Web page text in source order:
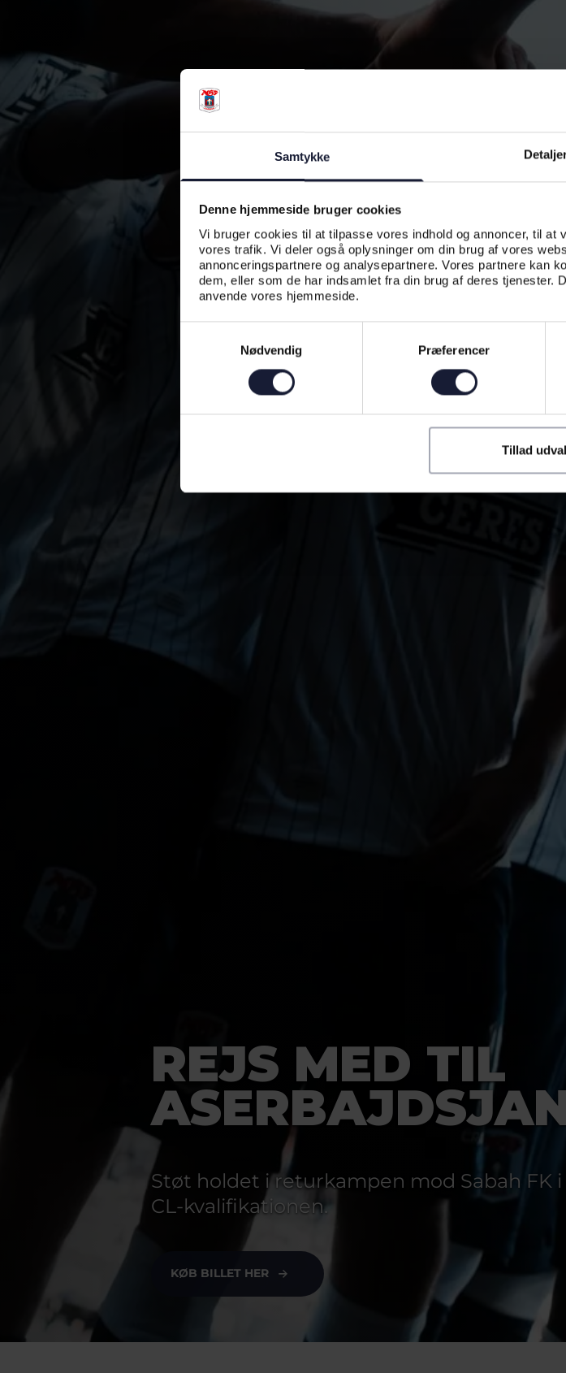
Samtykke
Denne hjemmeside bruger cookies
Vi bruger cookies til at tilpasse vores indhold og annoncer, til
vores trafik. Vi deler også oplysninger om din brug af vores
annonceringspartnere og analysepartnere. Vores partnere kan
dem, eller som de har indsamlet fra din brug af deres
anvende vores hjemmeside.
Nødvendig
Præferencer
Tillad
REJS MED TIL
Støt holdet i returkampen mod Sabah FK i
KØB BILLET HER